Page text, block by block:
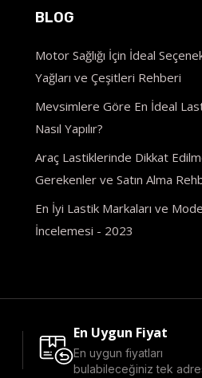
BLOG
Motor Sağlığı İçin İdeal
Yağları ve Çeşitleri Rehberi
Mevsimlere Göre En İdeal
Nasıl Yapılır?
Araç Lastiklerinde Dikkat
Gerekenler ve Satın Alma
En İyi Lastik Markaları ve
İncelemesi - 2023
En Uygun Fiyat
En uygun fiyatları
bulabileceğiniz tek